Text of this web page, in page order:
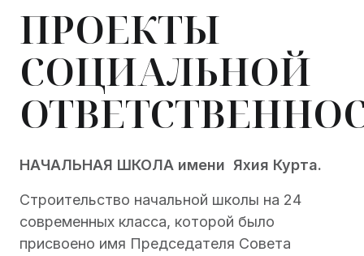
ПРОЕКТЫ
СОЦИАЛЬНОЙ
НАЧАЛЬНАЯ ШКОЛА имени Яхия Курта.
Строительство начальной школы на 24
современных класса, которой было
присвоено имя Председателя Совета